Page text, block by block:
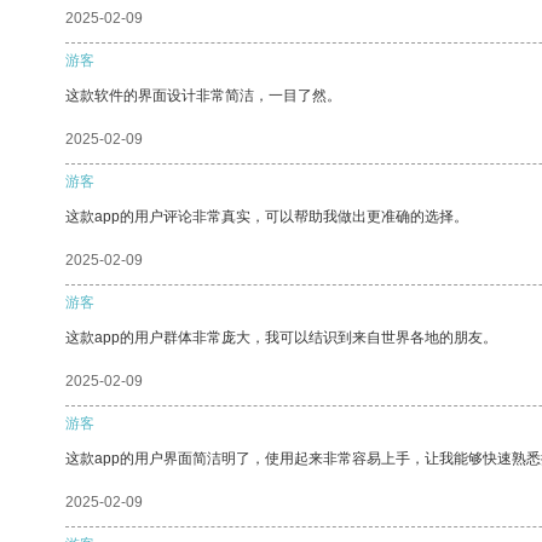
2025-02-09
游客
这款软件的界面设计非常简洁，一目了然。
2025-02-09
游客
这款app的用户评论非常真实，可以帮助我做出更准确的选择。
2025-02-09
游客
这款app的用户群体非常庞大，我可以结识到来自世界各地的朋友。
2025-02-09
游客
这款app的用户界面简洁明了，使用起来非常容易上手，让我能够快速熟
2025-02-09